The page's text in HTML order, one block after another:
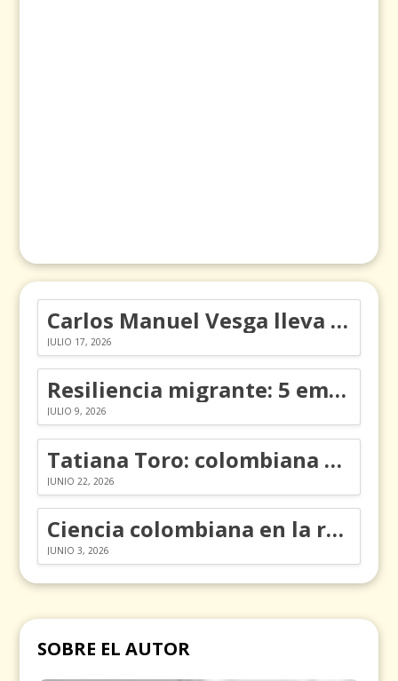
Carlos Manuel Vesga lleva el nombre de Colombia a los Emmy
JULIO 17, 2026
Resiliencia migrante: 5 emociones y cómo gestionarlas
JULIO 9, 2026
Tatiana Toro: colombiana que cambió la historia de las matemáticas
JUNIO 22, 2026
Ciencia colombiana en la revolución de los órganos en chips
JUNIO 3, 2026
SOBRE EL AUTOR